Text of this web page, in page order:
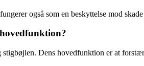
også som en beskyttelse mod
Dens hovedfunktion er at